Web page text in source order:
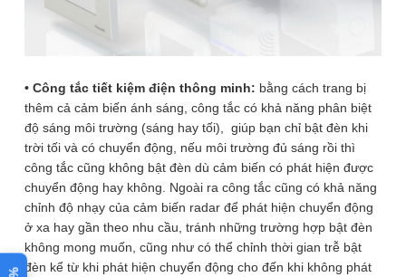
• Công tắc tiết kiệm điện thông minh: bằng cách trang bị
thêm cả cảm biến ánh sáng, công tắc có khả năng phân biệt
độ sáng môi trường (sáng hay tối), giúp bạn chỉ bật đèn khi
trời tối và có chuyển động, nếu môi trường đủ sáng rồi thì
công tắc cũng không bật đèn dù cảm biến có phát hiện được
chuyển động hay không. Ngoài ra công tắc cũng có khả năng
chỉnh độ nhạy của cảm biến radar để phát hiện chuyển động
ở xa hay gần theo nhu cầu, tránh những trường hợp bật đèn
không mong muốn, cũng như có thể chỉnh thời gian trễ bật
đèn kể từ khi phát hiện chuyển động cho đến khi không phát
Bài viết đánh giá
Công tắc cảm ứng chuyển
Chức năng
Bật tắt các thiết bị chiếu sáng, lắp đảo
chiều công tắc cầu thang, hành lang…
1-6m (có thể điều chỉnh), góc quét 360
Thời gian
trễ
5-225 giây (có thể tùy chỉnh)
Cảm biến
ánh sáng
20 lux (trời tối) -2000 lux (trời sáng) (có
thể tùy chỉnh)
Chất liệu Nhựa ABS
Xuất xứ/
Hãng
Batto
⚙️ XEM CHI TIẾT THÔNG SỐ